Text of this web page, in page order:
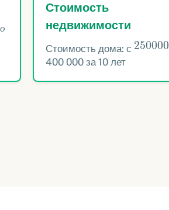
о
Стоимость
недвижимости
Стоимость дома: с
250
400 000 за 10 лет